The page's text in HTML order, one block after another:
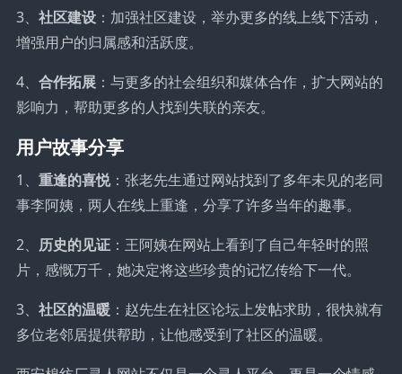
3、 社区建设：加强社区建设，举办更多的线上线下活动，
增强用户的归属感和活跃度。
4、 合作拓展：与更多的社会组织和媒体合作，扩大网站的
影响力，帮助更多的人找到失联的亲友。
用户故事分享
1、 重逢的喜悦：张老先生通过网站找到了多年未见的老同
事李阿姨，两人在线上重逢，分享了许多当年的趣事。
2、 历史的见证：王阿姨在网站上看到了自己年轻时的照
片，感慨万千，她决定将这些珍贵的记忆传给下一代。
3、 社区的温暖：赵先生在社区论坛上发帖求助，很快就有
多位老邻居提供帮助，让他感受到了社区的温暖。